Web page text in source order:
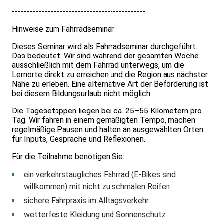
---------------------------------------------
Hinweise zum Fahrradseminar
Dieses Seminar wird als Fahrradseminar durchgeführt.
Das bedeutet: Wir sind während der gesamten Woche
ausschließlich mit dem Fahrrad unterwegs, um die
Lernorte direkt zu erreichen und die Region aus nächster
Nähe zu erleben. Eine alternative Art der Beförderung ist
bei diesem Bildungsurlaub nicht möglich.
Die Tagesetappen liegen bei ca. 25–55 Kilometern pro
Tag. Wir fahren in einem gemäßigten Tempo, machen
regelmäßige Pausen und halten an ausgewählten Orten
für Inputs, Gespräche und Reflexionen.
Für die Teilnahme benötigen Sie:
ein verkehrstaugliches Fahrrad (E‑Bikes sind
willkommen) mit nicht zu schmalen Reifen
sichere Fahrpraxis im Alltagsverkehr
wetterfeste Kleidung und Sonnenschutz